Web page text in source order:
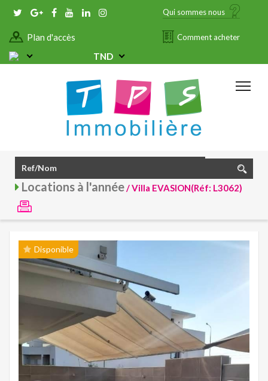
Qui sommes nous
Plan d'accès Comment acheter
TND
Locations à l'année/ Villa EVASION(Réf: L3062)
Disponible